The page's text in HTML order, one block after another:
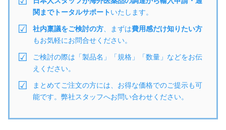
関までトータルサポートいたします。
社内稟議をご検討の方 、まずは費用感だけ知りたい方
もお気軽にお問合せください。
ご検討の際は「製品名」「規格」「数量」などをお伝
えください。
まとめてご注文の方には、お得な価格でのご提示も可
能です。弊社スタッフへお問い合わせください。